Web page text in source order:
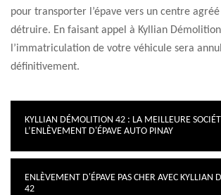
pour transporter l’épave vers un centre
détruire. En faisant appel à Kyllian
l’immatriculation de votre véhicule sera
définitivement.
KYLLIAN DÉMOLITION 42 : LA MEILLEURE
L’ENLÈVEMENT D'ÉPAVE AUTO PINAY
ENLÈVEMENT D'ÉPAVE PAS CHER AVEC KYLLIAN
42